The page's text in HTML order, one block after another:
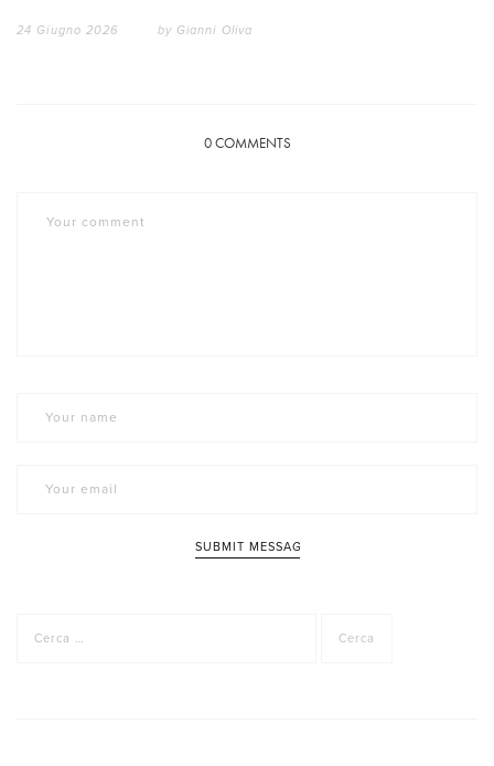
24 Giugno 2026 by Gianni Oliva
0COMMENTS
per: